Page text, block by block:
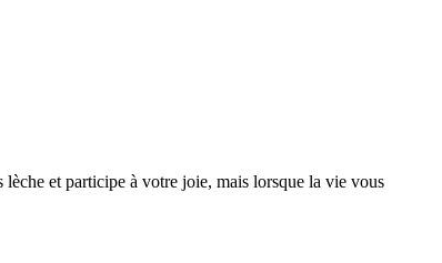
et participe à votre joie, mais lorsque la vie vous